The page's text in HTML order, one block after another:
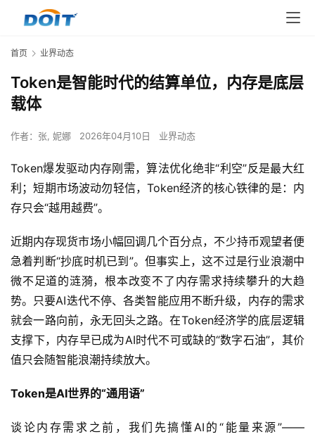
首页 业界动态
Token是智能时代的结算单位，内存是底层
载体
作者： 张, 妮娜 2026年04月10日 业界动态
Token爆发驱动内存刚需，算法优化绝非“利空”反是最大红
利；短期市场波动勿轻信，Token经济的核心铁律的是：内
存只会“越用越费”。
近期内存现货市场小幅回调几个百分点，不少持币观望者便
急着判断“抄底时机已到”。但事实上，这不过是行业浪潮中
微不足道的涟漪，根本改变不了内存需求持续攀升的大趋
势。只要AI迭代不停、各类智能应用不断升级，内存的需求
就会一路向前，永无回头之路。在Token经济学的底层逻辑
支撑下，内存早已成为AI时代不可或缺的“数字石油”，其价
值只会随智能浪潮持续放大。
Token是AI世界的“通用语”
谈论内存需求之前，我们先搞懂AI的“能量来源”——